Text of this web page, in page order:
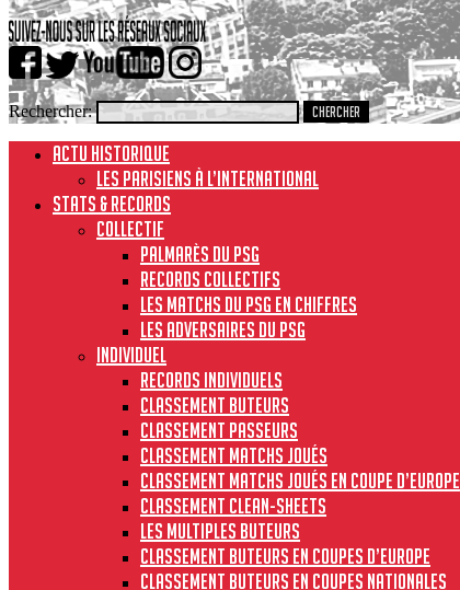
Rechercher:
ACTU HISTORIQUE
Les Parisiens à l’international
STATS & RECORDS
Collectif
Palmarès du PSG
Records collectifs
Les matchs du PSG en chiffres
Les adversaires du PSG
Individuel
Records individuels
Classement buteurs
Classement passeurs
Classement matchs joués
Classement matchs joués en Coupe d’Europe
Classement clean-sheets
Les multiples buteurs
Classement buteurs en coupes d’Europe
Classement buteurs en coupes nationales